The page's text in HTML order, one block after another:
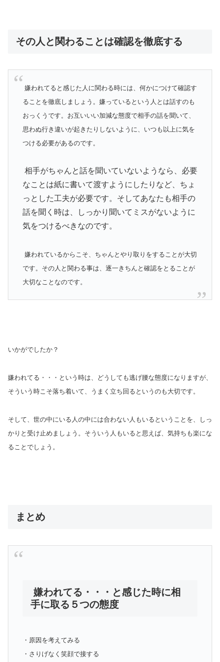
その人と関わることは確認を徹底する
嫌われてると感じた人に関わる時には、何かにつけて確認す
ることを徹底しましょう。嫌っているという人とは話すのも
おっくうです。お互いいい加減な態度で相手の話を聞いて、
思わぬ行き違いが起きたりしないように、いつも以上に気を
つける必要があるのです。
相手がちゃんと話を聞いていないようなら、必要
なことは紙に書いて渡すようにしたりなど、ちょ
っとした工夫が必要です。そしてあなたも相手の
話を聞く時は、しっかり聞いてミスがないように
気をつけるべきなのです。
嫌われているからこそ、ちゃんとやり取りをすることが大切
です。その人と関わる事は、逐一きちんと確認をとることが
大切なことなのです。
いかがでしたか？
嫌われてる・・・という時は、どうしても逃げ腰な態度になりますが、
そういう時こそ落ち着いて、うまく立ち回るというのも大切です。
そして、世の中にいる人の中には合わない人もいるということを、しっ
かりと受け止めましょう。そういう人もいると思えば、気持ちも楽にな
ることでしょう。
まとめ
嫌われてる・・・と感じた時に相
手に取る５つの態度
・原因を考えてみる
・さりげなく笑顔で接する